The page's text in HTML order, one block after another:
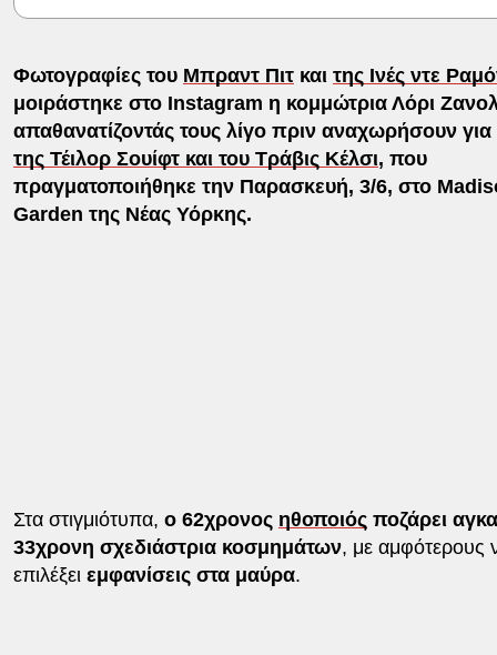
Φωτογραφίες του Μπραντ Πιτκαι της Ινές ντε
μοιράστηκε στο Instagram η κομμώτρια Λόρι
απαθανατίζοντάς τους λίγο πριν αναχωρήσουν για
της Τέιλορ Σουίφτ και του Τράβις Κέλσι, που
πραγματοποιήθηκε την Παρασκευή, 3/6, στο
Garden της Νέας Υόρκης.
Στα στιγμιότυπα, ο 62χρονος ηθοποιόςποζάρει
33χρονη σχεδιάστρια κοσμημάτων, με αμφότερους
επιλέξει εμφανίσεις στα μαύρα.